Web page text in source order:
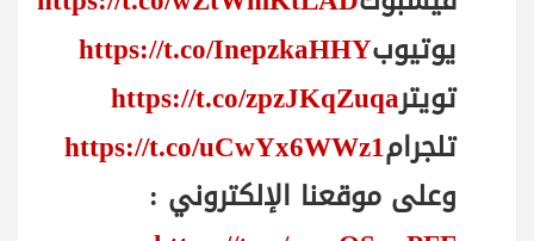
يوتيوبhttps://t.co/InepzkaHHY
تويترhttps://t.co/zpzJKqZuqa
تلجرامhttps://t.co/uCwYx6WWz1
وعلى موقعنا الإلكتروني :